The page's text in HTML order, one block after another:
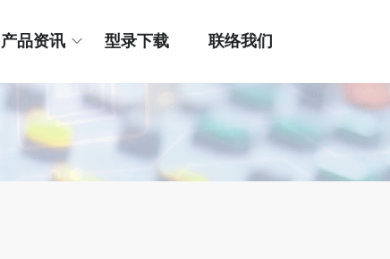
产品资讯 型录下载 联络我们